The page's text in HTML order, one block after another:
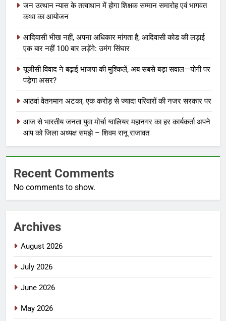
जन उत्थान न्यास के तत्वाधान में होगा शिक्षक सम्मान समारोह एवं भागवत
कथा का आयोजन
आदिवासी भीख नहीं, अपना अधिकार मांगता है, आदिवासी कोड की लड़ाई
एक बार नहीं 100 बार लड़ेंगे: उमंग सिंघार
यूजीसी विवाद ने बढ़ाई भाजपा की मुश्किलें, अब सबसे बड़ा सवाल—योगी पर
पड़ेगा असर?
आठवां वेतनमान अटका, एक करोड़ से ज्यादा परिवारों की नजर सरकार पर
आज से भारतीय जनता युवा मोर्चा ग्वालियर महानगर का हर कार्यकर्ता अपने
आप को जिला अध्यक्ष समझे – शिवम रानू राजावत
Recent Comments
No comments to show.
Archives
August 2026
July 2026
June 2026
May 2026